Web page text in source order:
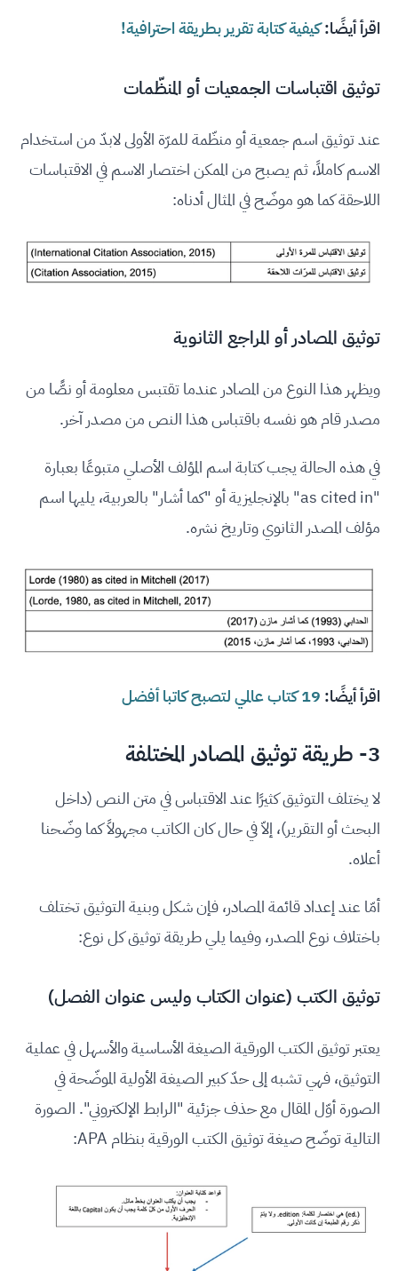
اقرأ أيضًا:كيفية كتابة تقرير بطريقة احترافية!
توثيق اقتباسات الجمعيات أو المنظّمات
عند توثيق اسم جمعية أو منظّمة للمرّة الأولى لابدّ من استخدام
الاسم كاملاً، ثم يصبح من الممكن اختصار الاسم في الاقتباسات
اللاحقة كما هو موضّح في المثال أدناه:
توثيق المصادر أو المراجع الثانوية
ويظهر هذا النوع من المصادر عندما تقتبس معلومة أو نصًّا من
مصدر قام هو نفسه باقتباس هذا النص من مصدر آخر.
في هذه الحالة يجب كتابة اسم المؤلف الأصلي متبوعًا بعبارة
"as cited in" بالإنجليزية أو "كما أشار" بالعربية، يليها اسم
مؤلف المصدر الثانوي وتاريخ نشره.
اقرأ أيضًا: 19 كتاب عالمي لتصبح كاتبا أفضل
3- طريقة توثيق المصادر المختلفة
لا يختلف التوثيق كثيرًا عند الاقتباس في متن النص (داخل
البحث أو التقرير)، إلاّ في حال كان الكاتب مجهولاً كما وضّحنا
أعلاه.
أمّا عند إعداد قائمة المصادر، فإن شكل وبنية التوثيق تختلف
باختلاف نوع المصدر، وفيما يلي طريقة توثيق كل نوع:
توثيق الكتب (عنوان الكتاب وليس عنوان الفصل)
يعتبر توثيق الكتب الورقية الصيغة الأساسية والأسهل في عملية
التوثيق، فهي تشبه إلى حدّ كبير الصيغة الأولية الموضّحة في
الصورة أوّل المقال مع حذف جزئية "الرابط الإلكتروني". الصورة
التالية توضّح صيغة توثيق الكتب الورقية بنظام APA: